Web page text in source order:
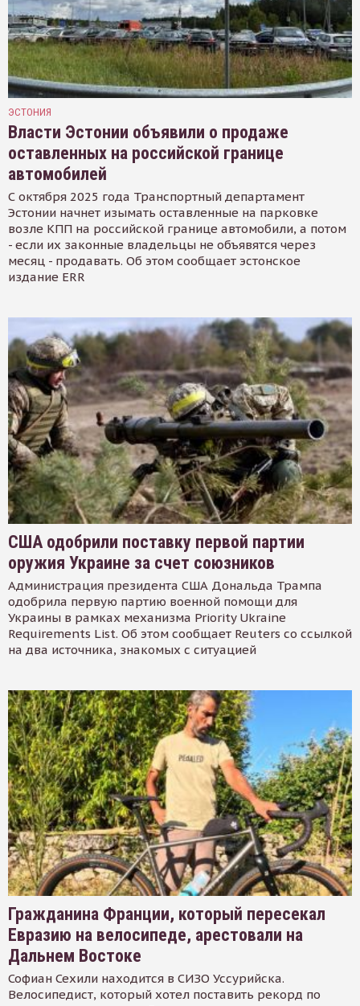
ЭСТОНИЯ
Власти Эстонии объявили о продаже
оставленных на российской границе
автомобилей
С октября 2025 года Транспортный департамент
Эстонии начнет изымать оставленные на парковке
возле КПП на российской границе автомобили, а потом
- если их законные владельцы не объявятся через
месяц - продавать. Об этом сообщает эстонское
издание ERR
США одобрили поставку первой партии
оружия Украине за счет союзников
Администрация президента США Дональда Трампа
одобрила первую партию военной помощи для
Украины в рамках механизма Priority Ukraine
Requirements List. Об этом сообщает Reuters со ссылкой
на два источника, знакомых с ситуацией
Гражданина Франции, который пересекал
Евразию на велосипеде, арестовали на
Дальнем Востоке
Софиан Сехили находится в СИЗО Уссурийска.
Велосипедист, который хотел поставить рекорд по